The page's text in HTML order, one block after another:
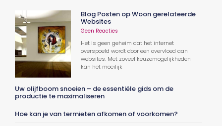
Blog Posten op Woon gerelateerde
Websites
Geen Reacties
Het is geen geheim dat het internet
overspoeld wordt door een overvloed aan
websites. Met zoveel keuzemogelijkheden
kan het moeilijk
Uw olijfboom snoeien – de essentiële gids om de
productie te maximaliseren
Hoe kan je van termieten afkomen of voorkomen?